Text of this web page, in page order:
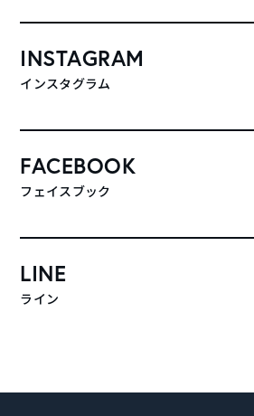
INSTAGRAM
インスタグラム
FACEBOOK
フェイスブック
LINE
ライン